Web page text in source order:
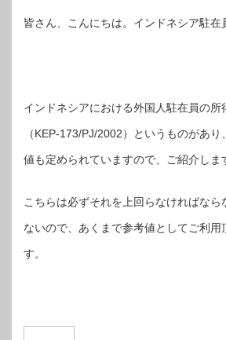
皆さん、こんにちは。インドネシア駐在
インドネシアにおける外国人駐在員の所
（KEP-173/PJ/2002）というものがあ
値も定められていますので、ご紹介しま
こちらは必ずそれを上回らなければなら
ないので、あくまで参考値としてご利用
す。